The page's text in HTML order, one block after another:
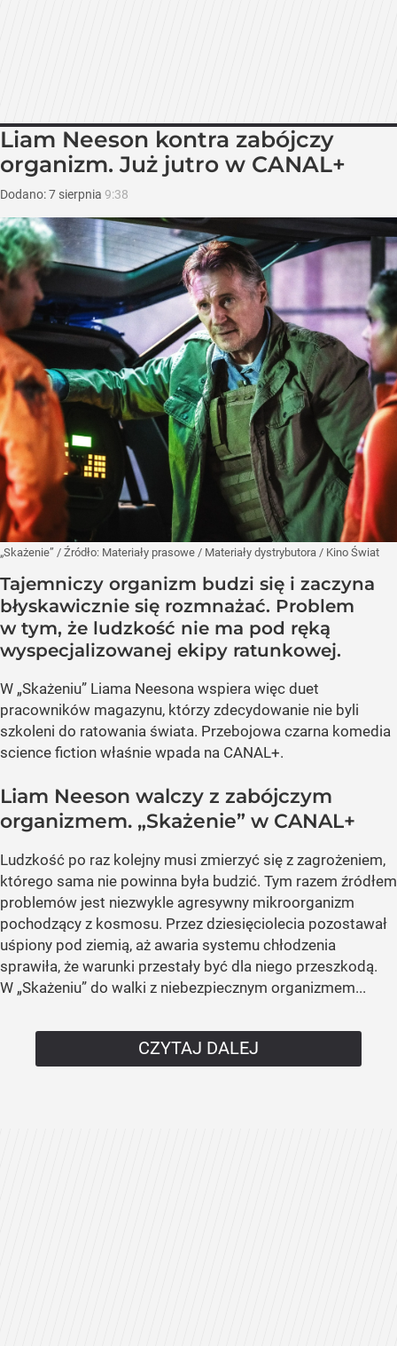
Liam Neeson kontra zabójczy
organizm. Już jutro w CANAL+
Dodano:7 sierpnia 9:38
„Skażenie” / Źródło: Materiały prasowe / Materiały dystrybutora / Kino Świat
Tajemniczy organizm budzi się i zaczyna
błyskawicznie się rozmnażać. Problem
w tym, że ludzkość nie ma pod ręką
wyspecjalizowanej ekipy ratunkowej.
W „Skażeniu” Liama Neesona wspiera więc duet
pracowników magazynu, którzy zdecydowanie nie byli
szkoleni do ratowania świata. Przebojowa czarna komedia
science fiction właśnie wpada na CANAL+.
Liam Neeson walczy z zabójczym
organizmem. „Skażenie” w CANAL+
Ludzkość po raz kolejny musi zmierzyć się z zagrożeniem,
którego sama nie powinna była budzić. Tym razem źródłem
problemów jest niezwykle agresywny mikroorganizm
pochodzący z kosmosu. Przez dziesięciolecia pozostawał
uśpiony pod ziemią, aż awaria systemu chłodzenia
sprawiła, że warunki przestały być dla niego przeszkodą.
W „Skażeniu” do walki z niebezpiecznym organizmem...
CZYTAJ DALEJ